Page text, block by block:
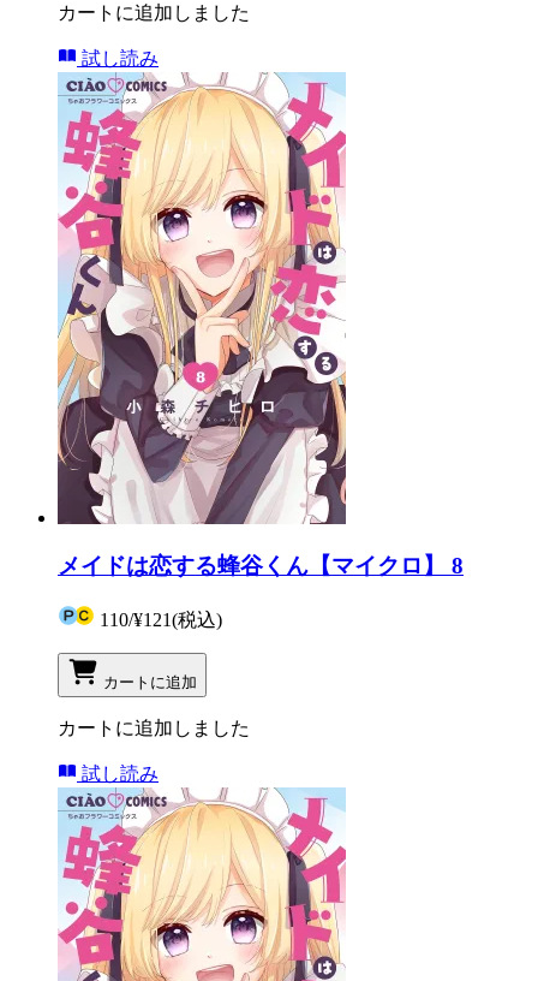
カートに追加しました
試し読み
メイドは恋する蜂谷くん【マイクロ】 8
110/¥121(税込)
カートに追加
カートに追加しました
試し読み